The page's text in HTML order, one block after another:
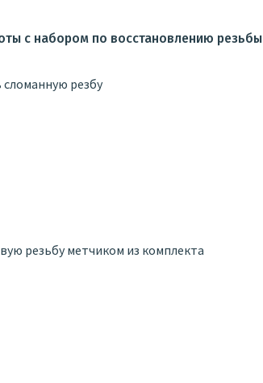
с набором по восстановлению резьбы
резбу
резьбу метчиком из комплекта